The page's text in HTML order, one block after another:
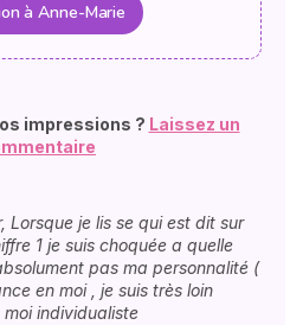
à Anne-Marie
impressions ? Laissez un
Lorsque je lis se qui est dit sur
1 je suis choquée a quelle
pas ma personnalité (
en moi , je suis très loin
individualiste